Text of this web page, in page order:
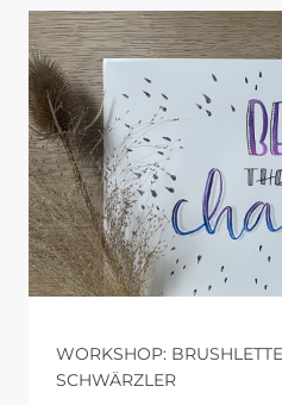
WORKSHOP:
SCHWÄRZLER